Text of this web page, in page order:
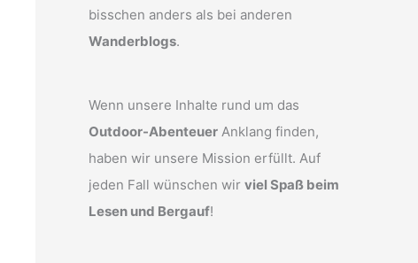
bisschen anders als bei anderen
Wanderblogs.
Wenn unsere Inhalte rund um das
Outdoor-Abenteuer Anklang finden,
haben wir unsere Mission erfüllt. Auf
jeden Fall wünschen wir viel Spaß beim
Lesen und Bergauf!